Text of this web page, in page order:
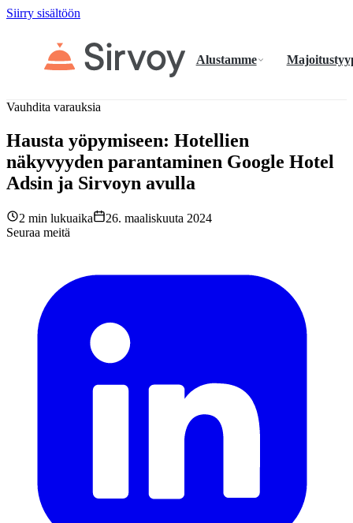
Siirry sisältöön
Alustamme
Vauhdita varauksia
Hausta yöpymiseen: Hotellien
näkyvyyden parantaminen Google Hotel
Adsin ja Sirvoyn avulla
2 min lukuaika
26. maaliskuuta 2024
Seuraa meitä